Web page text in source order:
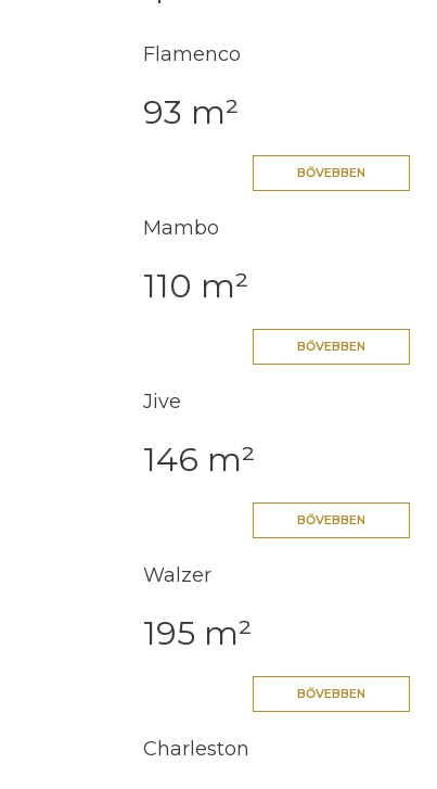
Flamenco
93 m²
BŐVEBBEN
Mambo
110 m²
BŐVEBBEN
Jive
146 m²
BŐVEBBEN
Walzer
195 m²
BŐVEBBEN
Charleston